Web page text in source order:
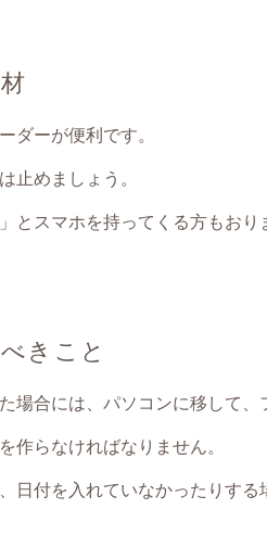
ダーが便利です。
止めましょう。
とスマホを持ってくる方もお
きこと
場合には、パソコンに移して、
作らなければなりません。
日付を入れていなかったりす